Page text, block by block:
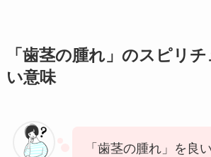
「歯茎の腫れ」のスピリ
い意味
「歯茎の腫れ」を良